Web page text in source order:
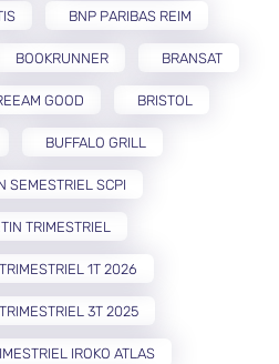
BNP PARIBAS REIM
BOOKRUNNER BRANSAT
GOOD BRISTOL
BUFFALO GRILL
SEMESTRIEL SCPI
TRIMESTRIEL
1T 2026
3T 2025
IROKO ATLAS